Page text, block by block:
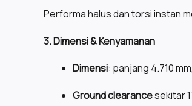
Performa halus dan torsi instan
3. Dimensi & Kenyamanan
Dimensi: panjang 4.710
Ground clearancesekitar